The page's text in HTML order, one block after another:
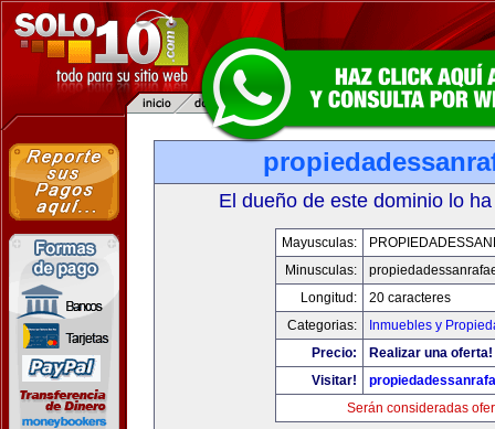
El dueño de este dominio lo
Mayusculas:
Minusculas:
Longitud:
20 caracteres
Categorias:
Inmuebles y
Precio:
Realizar una oferta!
Visitar!
Serán consideradas